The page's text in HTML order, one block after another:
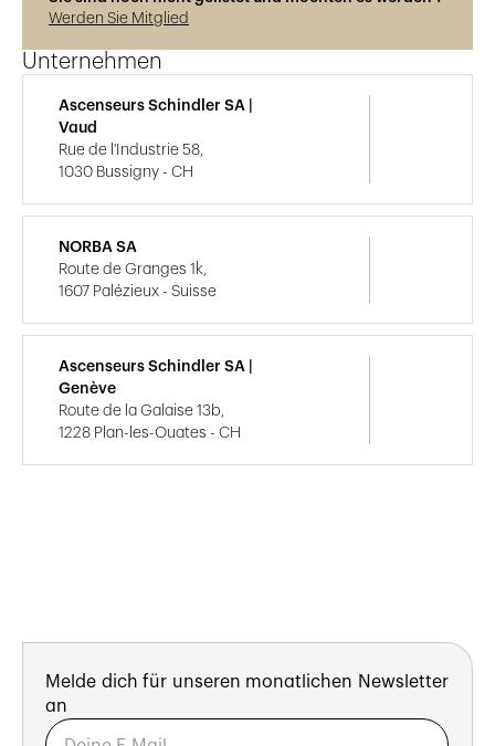
Werden Sie Mitglied
Unternehmen
Ascenseurs Schindler SA |
Vaud
Rue de l'Industrie 58,
1030 Bussigny - CH
NORBA SA
Route de Granges 1k,
1607 Palézieux - Suisse
Ascenseurs Schindler SA |
Genève
Route de la Galaise 13b,
1228 Plan-les-Ouates - CH
Melde dich für unseren monatlichen Newsletter
an